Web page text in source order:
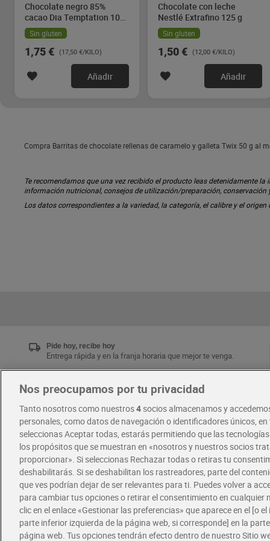
Chocolate negro 85%
cacao Dia Temptation 100
gSin gluten
1,75 € (17,50 €/KILO)
Añadir
Chocolate con leche
Nestlé Extrafino 125 g
Sin gluten
1,50 € (12,00 €/KILO)
Añadir
Compra Barritas de chocolate rellenas de caramelo y galleta Twix 50 g al
Te recomendamos que una vez recibido el producto leas detenidamente
información nutricional, consejos de utilización/preparación,
Los datos correspondientes a la variedad, la categoría, el calibre y el
Pide hoy, recibe hoy
Entrega rápida y en la franja horaria que mejor te venga.
Disfruta las ventajas y ofertas exclusivas.
Descárgate la APP Dia
RECETAS · COMER MEJOR CADA DIA ·
Nos preocupamos por tu privacidad
Tanto nosotros como nuestros4socios almacenamos y
personales, como datos de navegación o identificadores únicos,
seleccionas Aceptar todas, estarás permitiendo que las
los propósitos que se muestran en «nosotros y nuestros socios
proporcionar». Si seleccionas Rechazar todas o retiras tu
deshabilitarás. Si se deshabilitan los rastreadores, parte del
que ves podrían dejar de ser relevantes para ti. Puedes volver a
para cambiar tus opciones o retirar el consentimiento en cualquier
clic en el enlace «Gestionar las preferencias» que aparece en el [o
parte inferior izquierda de la página web, si corresponde] en la
página web. Tus opciones tendrán efecto dentro de nuestro Sitio